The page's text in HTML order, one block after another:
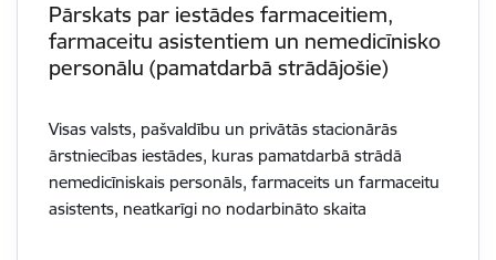
Pārskats par iestādes farmaceitiem,
farmaceitu asistentiem un nemedicīnisko
personālu (pamatdarbā strādājošie)
Visas valsts, pašvaldību un privātās stacionārās
ārstniecības iestādes, kuras pamatdarbā strādā
nemedicīniskais personāls, farmaceits un farmaceitu
asistents, neatkarīgi no nodarbināto skaita